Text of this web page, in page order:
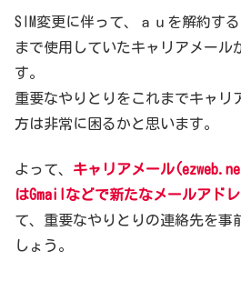
SIM変更に伴って、ａｕを解約す
まで使用していたキャリアメール
す。
重要なやりとりをこれまでキャリ
方は非常に困るかと思います。
よって、 キャリアメール
はGmailなどで新たなメールアド
て、重要なやりとりの連絡先を事
しょう。